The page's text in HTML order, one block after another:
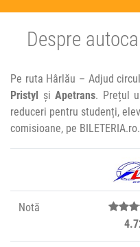
Despre
Pe ruta Hârlău – Adjud
Pristyl
șiApetrans. Prețul
reduceri pentru studenți,
comisioane, pe BILETERIA.ro.
Notă